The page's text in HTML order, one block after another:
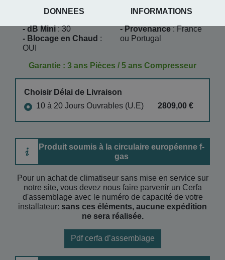
DONNEES
- dB Mini: 30
- Blocage en Chaud :
OUI
INFORMATIONS
- Provenance : France
ou Portugal
Garantie : 3 ans Pièces / 5 ans Compresseur
Choisir Délai de Livraison
10 à 20 Jours Ouvrables (U.E)
2809,00 €
Produit soumis à la circulaire européenne f-
gas
Pour un achat de climatiseur sans mise en service sur
notre site, vous devez nous faire parvenir un Cerfa
d'assemblage avec le numéro de capacité de votre
installateur: sans ces éléments, aucune expédition
ne sera réalisée.
Pdf cerfa d’assemblage